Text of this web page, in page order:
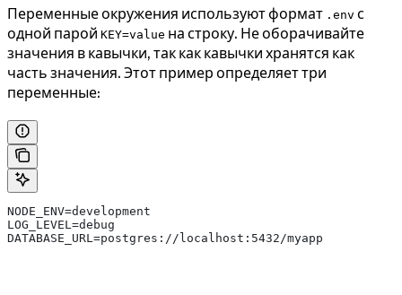
Переменные окружения используют формат .env с
одной парой KEY=value на строку. Не оборачивайте
значения в кавычки, так как кавычки хранятся как
часть значения. Этот пример определяет три
переменные:
NODE_ENV=development
LOG_LEVEL=debug
DATABASE_URL=postgres://localhost:5432/myapp